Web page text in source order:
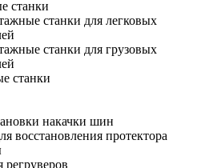
станки
станки для легковых
станки для грузовых
станки
накачки шин
восстановления протектора
регруверов